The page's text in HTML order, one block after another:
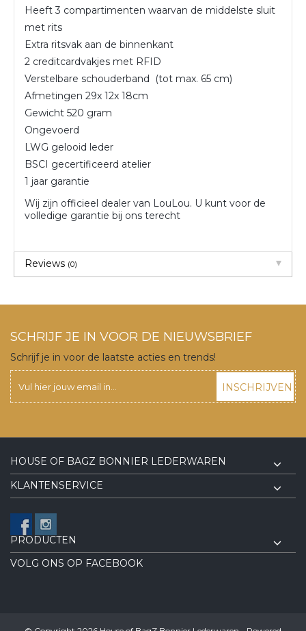
Heeft 3 compartimenten waarvan de middelste sluit
met rits
Extra ritsvak aan de binnenkant
2 creditcardvakjes met RFID
Verstelbare schouderband (tot max. 65 cm)
Afmetingen 29x 12x 18cm
Gewicht 520 gram
Ongevoerd
LWG gelooid leder
BSCI gecertificeerd atelier
1 jaar garantie
Wij zijn officieel dealer van LouLou. U kunt voor de
volledige garantie bij ons terecht
Reviews (0)
SCHRIJF JE IN VOOR DE NIEUWSBRIEF
Schrijf je in voor de laatste acties en trends!
INSCHRIJVEN
HOUSE OF BAGZ BONNIER LEDERWAREN
KLANTENSERVICE
PRODUCTEN
VOLG ONS OP FACEBOOK